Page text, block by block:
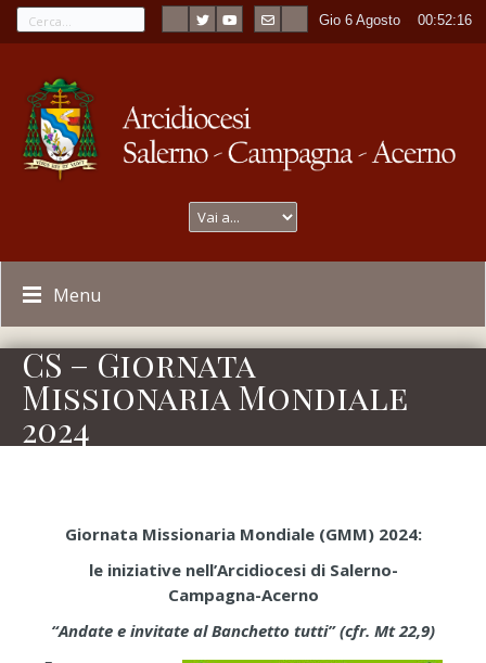
Gio 6 Agosto ----00:52:17
Menu
CS – Giornata
Missionaria Mondiale
2024
Giornata Missionaria Mondiale (GMM) 2024:
le iniziative nell’Arcidiocesi di Salerno-
Campagna-Acerno
“Andate e invitate al Banchetto tutti” (cfr. Mt 22,9)